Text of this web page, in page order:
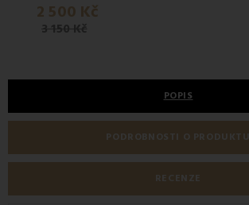
2 500 Kč
3 150 Kč
POPIS
PODROBNOSTI O PRODUKTU
RECENZE